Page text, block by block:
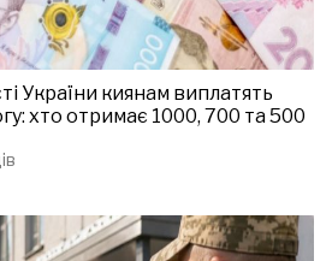
України киянам виплатять
хто отримає 1000, 700 та 500